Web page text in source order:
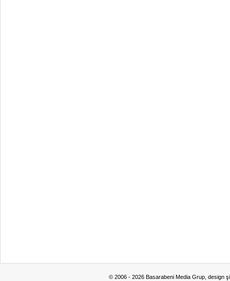
© 2006 - 2026 Basarabeni Media Grup, design